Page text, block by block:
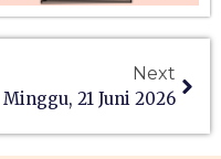
Next
Minggu, 21 Juni 2026